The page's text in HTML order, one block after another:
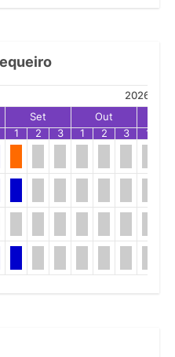
2026
Set Out
1 2 3 1 2 3 1